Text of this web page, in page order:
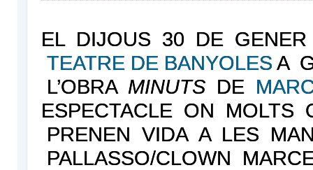
EL DIJOUS 30 DE
TEATRE DE BANYOLES A
L’OBRA MINUTS DE
ESPECTACLE ON MOLTS
PRENEN VIDA A LES
PALLASSO/CLOWN